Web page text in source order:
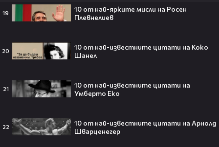
19
10 от най-ярките мисли на Росен
Плевнелиев
20
10 от най-известните цитати на Коко
Шанел
21
10 от най-известните цитати на
Умберто Еко
22
10 от най-известните цитати на Арнолд
Шварценегер
до супермодела разпали лавина от
слухове🧐
факт!💥
Сватбата, която чакаше целият